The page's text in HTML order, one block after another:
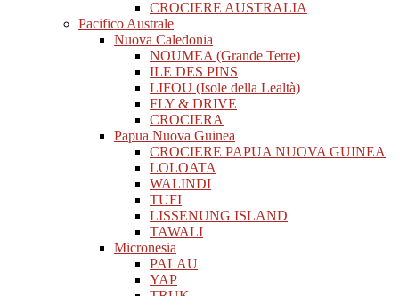
CROCIERE AUSTRALIA
Pacifico Australe
Nuova Caledonia
NOUMEA (Grande Terre)
ILE DES PINS
LIFOU (Isole della Lealtà)
FLY & DRIVE
CROCIERA
Papua Nuova Guinea
CROCIERE PAPUA NUOVA GUINEA
LOLOATA
WALINDI
TUFI
LISSENUNG ISLAND
TAWALI
Micronesia
PALAU
YAP